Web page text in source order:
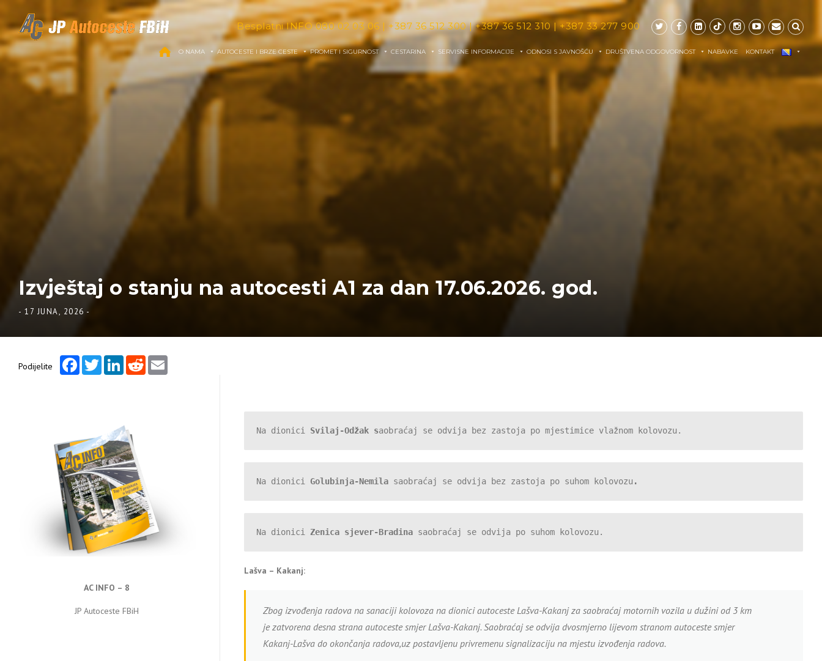
Besplatni INFO080 02 03 06 | +387 36 512 300|+387 36 512 310|+387 33 277 900
O NAMA AUTOCESTE I BRZE CESTE PROMET I SIGURNOST CESTARINA SERVISNE INFORMACIJE ODNOSI S JAVNOŠĆU DRUŠTVENA ODGOVORNOST NABAVKE KONTAKT
Izvještaj o stanju na autocesti A1 za dan 17.06.2026. god.
- 17 JUNA, 2026 -
Podijelite
FacebookTwitterLinkedInReddit
Na dionici Svilaj-Odžak saobraćaj se odvija bez zastoja po mjestimice vlažnom kolovozu.
Na dionici Golubinja-Nemila saobraćaj se odvija bez zastoja po suhom kolovozu .
Na dionici Zenica sjever-Bradina saobraćaj se odvija po suhom kolovozu.
Lašva – Kakanj:
Zbog izvođenja radova na sanaciji kolovoza na dionici autoceste Lašva-Kakanj za saobraćaj motornih vozila u dužini od 3 km
je zatvorena desna strana autoceste smjer Lašva-Kakanj. Saobraćaj se odvija dvosmjerno lijevom stranom autoceste smjer
Kakanj-Lašva do okončanja radova,uz postavljenu privremenu signalizaciju na mjestu izvođenja radova.
AC INFO – 8
JP Autoceste FBiH